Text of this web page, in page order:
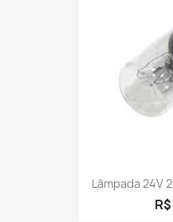
Lâmpada 24V